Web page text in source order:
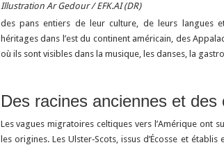
Illustration Ar Gedour / EFK.AI (DR)
des pans entiers de leur culture, de leurs langues
héritages dans l’est du continent américain, des
où ils sont visibles dans la musique, les danses, la
Des racines anciennes et des
Les vagues migratoires celtiques vers l’Amérique ont
les origines. Les Ulster‑Scots, issus d’Écosse et